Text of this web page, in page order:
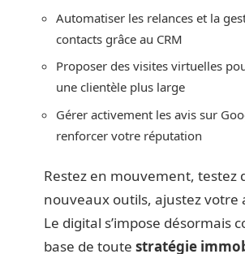
Automatiser les relances et la
contacts grâce au CRM
Proposer des visites virtuelles
une clientèle plus large
Gérer activement les avis sur
renforcer votre réputation
Restez en mouvement, testez
nouveaux outils, ajustez votre
Le digital s’impose désormais
base de toute stratégie